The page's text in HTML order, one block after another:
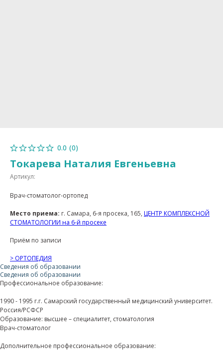
0.0 (0)
Токарева Наталия Евгеньевна
Артикул:
Врач-стоматолог-ортопед
Место приема: г. Самара, 6-я просека, 165, ЦЕНТР КОМПЛЕКСНОЙ
СТОМАТОЛОГИИ на 6-й просеке
Приём по записи
> ОРТОПЕДИЯ
Сведения об образовании
Сведения об образовании
Профессиональное образование:
1990 - 1995 г.г. Самарский государственный медицинский университет.
Россия/РСФСР
Образование: высшее – специалитет, стоматология
Врач-стоматолог
Дополнительное профессиональное образование: